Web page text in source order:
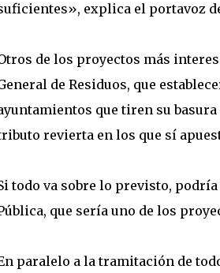
explica el portavoz
de los proyectos más
de Residuos, que
que tiren su
revierta en los que sí
todo va sobre lo previsto,
que sería uno de los
paralelo a la tramitación de